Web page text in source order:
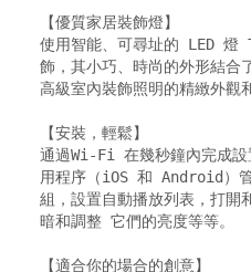
【優質家居裝飾燈】
使用智能、可尋址的 LED
飾，其小巧、時尚的外形結合
高級室內裝飾照明的精緻外觀
【安裝，輕鬆】
通過Wi-Fi 在幾秒鐘內完成
用程序（iOS 和 Android）
組，設置自動播放列表，打開
暗和調整 它們的亮度等等。
【適合你的場合的創意】